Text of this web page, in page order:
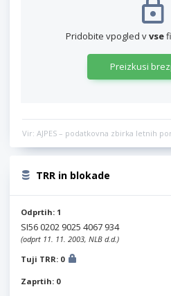
Pridobite vpogled vvse
Preizkusi
Vir: AJPES – podatkovna zbirka letnih
TRR in blokade
Odprtih: 1
SI56 0202 9025 4067 934
(odprt 11. 11. 2003, NLB d.d.)
Tuji TRR: 0
Zaprtih: 0